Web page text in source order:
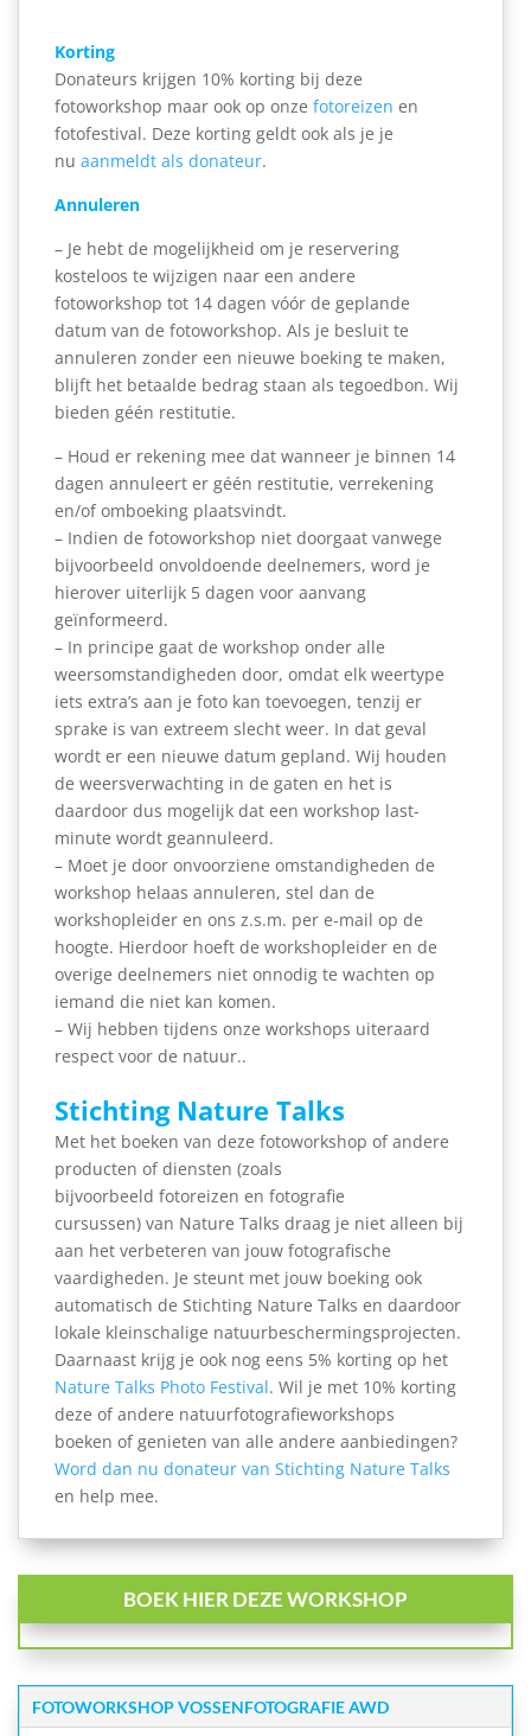
Korting
Donateurs krijgen 10% korting bij deze
fotoworkshop maar ook op onze fotoreizen en
fotofestival. Deze korting geldt ook als je je
nu aanmeldt als donateur.
Annuleren
– Je hebt de mogelijkheid om je reservering
kosteloos te wijzigen naar een andere
fotoworkshop tot 14 dagen vóór de geplande
datum van de fotoworkshop. Als je besluit te
annuleren zonder een nieuwe boeking te maken,
blijft het betaalde bedrag staan als tegoedbon. Wij
bieden géén restitutie.
– Houd er rekening mee dat wanneer je binnen 14
dagen annuleert er géén restitutie, verrekening
en/of omboeking plaatsvindt.
– Indien de fotoworkshop niet doorgaat vanwege
bijvoorbeeld onvoldoende deelnemers, word je
hierover uiterlijk 5 dagen voor aanvang
geïnformeerd.
– In principe gaat de workshop onder alle
weersomstandigheden door, omdat elk weertype
iets extra’s aan je foto kan toevoegen, tenzij er
sprake is van extreem slecht weer. In dat geval
wordt er een nieuwe datum gepland. Wij houden
de weersverwachting in de gaten en het is
daardoor dus mogelijk dat een workshop last-
minute wordt geannuleerd.
– Moet je door onvoorziene omstandigheden de
workshop helaas annuleren, stel dan de
workshopleider en ons z.s.m. per e-mail op de
hoogte. Hierdoor hoeft de workshopleider en de
overige deelnemers niet onnodig te wachten op
iemand die niet kan komen.
– Wij hebben tijdens onze workshops uiteraard
respect voor de natuur..
Stichting Nature Talks
Met het boeken van deze fotoworkshop of andere
producten of diensten (zoals
bijvoorbeeld fotoreizen en fotografie
cursussen) van Nature Talks draag je niet alleen bij
aan het verbeteren van jouw fotografische
vaardigheden. Je steunt met jouw boeking ook
automatisch de Stichting Nature Talks en daardoor
lokale kleinschalige natuurbeschermingsprojecten.
Daarnaast krijg je ook nog eens 5% korting op het
Nature Talks Photo Festival. Wil je met 10% korting
deze of andere natuurfotografieworkshops
boeken of genieten van alle andere aanbiedingen?
Word dan nu donateur van Stichting Nature Talks
en help mee.
BOEK HIER DEZE WORKSHOP
FOTOWORKSHOP VOSSENFOTOGRAFIE AWD